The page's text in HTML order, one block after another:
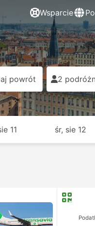
Wsparcie
powrót 2
11 śr, sie 12